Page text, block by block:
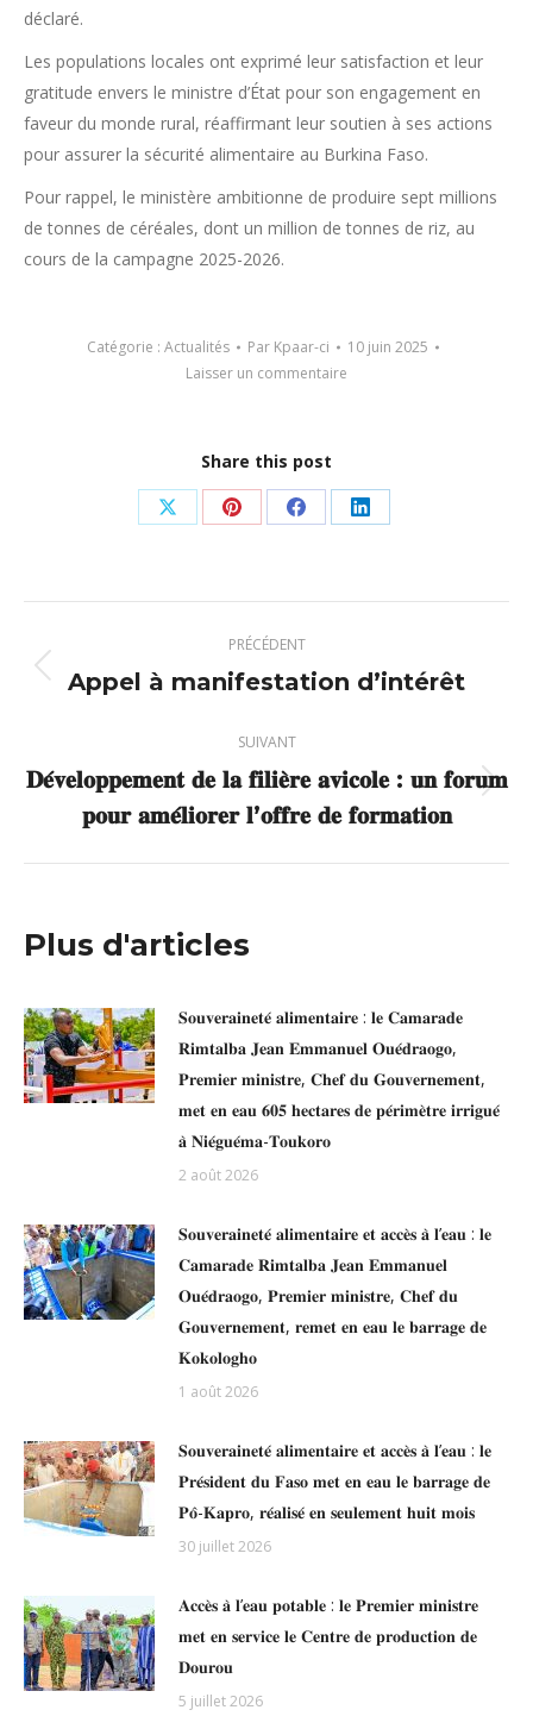
déclaré.
Les populations locales ont exprimé leur satisfaction et leur
gratitude envers le ministre d’État pour son engagement en
faveur du monde rural, réaffirmant leur soutien à ses actions
pour assurer la sécurité alimentaire au Burkina Faso.
Pour rappel, le ministère ambitionne de produire sept millions
de tonnes de céréales, dont un million de tonnes de riz, au
cours de la campagne 2025-2026.
Catégorie : Actualités Par Kpaar-ci
10 juin 2025
Laisser un commentaire
Share this post
Partager
X
Partager
Pinterest
Partager
Facebook
Partager
LinkedIn
article
PRÉCÉDENT
Article
:
Appel à manifestation d’intérêt
SUIVANT
Article
suivant
𝐃𝐞́𝐯𝐞𝐥𝐨𝐩𝐩𝐞𝐦𝐞𝐧𝐭 𝐝𝐞 𝐥𝐚 𝐟𝐢𝐥𝐢𝐞̀𝐫𝐞 𝐚𝐯𝐢𝐜𝐨𝐥𝐞 : 𝐮𝐧 𝐟𝐨𝐫𝐮𝐦
𝐩𝐨𝐮𝐫 𝐚𝐦𝐞́𝐥𝐢𝐨𝐫𝐞𝐫 𝐥’𝐨𝐟𝐟𝐫𝐞 𝐝𝐞 𝐟𝐨𝐫𝐦𝐚𝐭𝐢𝐨𝐧
Plus d'articles
𝐒𝐨𝐮𝐯𝐞𝐫𝐚𝐢𝐧𝐞𝐭𝐞́ 𝐚𝐥𝐢𝐦𝐞𝐧𝐭𝐚𝐢𝐫𝐞 : 𝐥𝐞 𝐂𝐚𝐦𝐚𝐫𝐚𝐝𝐞
𝐑𝐢𝐦𝐭𝐚𝐥𝐛𝐚 𝐉𝐞𝐚𝐧 𝐄𝐦𝐦𝐚𝐧𝐮𝐞𝐥 𝐎𝐮𝐞́𝐝𝐫𝐚𝐨𝐠𝐨,
𝐏𝐫𝐞𝐦𝐢𝐞𝐫 𝐦𝐢𝐧𝐢𝐬𝐭𝐫𝐞, 𝐂𝐡𝐞𝐟 𝐝𝐮 𝐆𝐨𝐮𝐯𝐞𝐫𝐧𝐞𝐦𝐞𝐧𝐭,
𝐦𝐞𝐭 𝐞𝐧 𝐞𝐚𝐮 𝟔𝟎𝟓 𝐡𝐞𝐜𝐭𝐚𝐫𝐞𝐬 𝐝𝐞 𝐩𝐞́𝐫𝐢𝐦𝐞̀𝐭𝐫𝐞 𝐢𝐫𝐫𝐢𝐠𝐮𝐞́
𝐚̀ 𝐍𝐢𝐞́𝐠𝐮𝐞́𝐦𝐚-𝐓𝐨𝐮𝐤𝐨𝐫𝐨
2 août 2026
𝐒𝐨𝐮𝐯𝐞𝐫𝐚𝐢𝐧𝐞𝐭𝐞́ 𝐚𝐥𝐢𝐦𝐞𝐧𝐭𝐚𝐢𝐫𝐞 𝐞𝐭 𝐚𝐜𝐜𝐞̀𝐬 𝐚̀ 𝐥’𝐞𝐚𝐮 : 𝐥𝐞
𝐂𝐚𝐦𝐚𝐫𝐚𝐝𝐞 𝐑𝐢𝐦𝐭𝐚𝐥𝐛𝐚 𝐉𝐞𝐚𝐧 𝐄𝐦𝐦𝐚𝐧𝐮𝐞𝐥
𝐎𝐮𝐞́𝐝𝐫𝐚𝐨𝐠𝐨, 𝐏𝐫𝐞𝐦𝐢𝐞𝐫 𝐦𝐢𝐧𝐢𝐬𝐭𝐫𝐞, 𝐂𝐡𝐞𝐟 𝐝𝐮
𝐆𝐨𝐮𝐯𝐞𝐫𝐧𝐞𝐦𝐞𝐧𝐭, 𝐫𝐞𝐦𝐞𝐭 𝐞𝐧 𝐞𝐚𝐮 𝐥𝐞 𝐛𝐚𝐫𝐫𝐚𝐠𝐞 𝐝𝐞
𝐊𝐨𝐤𝐨𝐥𝐨𝐠𝐡𝐨
1 août 2026
𝐒𝐨𝐮𝐯𝐞𝐫𝐚𝐢𝐧𝐞𝐭𝐞́ 𝐚𝐥𝐢𝐦𝐞𝐧𝐭𝐚𝐢𝐫𝐞 𝐞𝐭 𝐚𝐜𝐜𝐞̀𝐬 𝐚̀ 𝐥’𝐞𝐚𝐮 : 𝐥𝐞
𝐏𝐫𝐞́𝐬𝐢𝐝𝐞𝐧𝐭 𝐝𝐮 𝐅𝐚𝐬𝐨 𝐦𝐞𝐭 𝐞𝐧 𝐞𝐚𝐮 𝐥𝐞 𝐛𝐚𝐫𝐫𝐚𝐠𝐞 𝐝𝐞
𝐏𝐨̂-𝐊𝐚𝐩𝐫𝐨, 𝐫𝐞́𝐚𝐥𝐢𝐬𝐞́ 𝐞𝐧 𝐬𝐞𝐮𝐥𝐞𝐦𝐞𝐧𝐭 𝐡𝐮𝐢𝐭 𝐦𝐨𝐢𝐬
30 juillet 2026
𝐀𝐜𝐜𝐞̀𝐬 𝐚̀ 𝐥’𝐞𝐚𝐮 𝐩𝐨𝐭𝐚𝐛𝐥𝐞 : 𝐥𝐞 𝐏𝐫𝐞𝐦𝐢𝐞𝐫 𝐦𝐢𝐧𝐢𝐬𝐭𝐫𝐞
𝐦𝐞𝐭 𝐞𝐧 𝐬𝐞𝐫𝐯𝐢𝐜𝐞 𝐥𝐞 𝐂𝐞𝐧𝐭𝐫𝐞 𝐝𝐞 𝐩𝐫𝐨𝐝𝐮𝐜𝐭𝐢𝐨𝐧 𝐝𝐞
𝐃𝐨𝐮𝐫𝐨𝐮
5 juillet 2026